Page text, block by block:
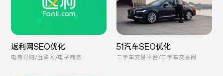
返利网SEO优化
电商导购/互联网/电子商务
51汽车SEO优化
二手车交易平台/二手车交易网